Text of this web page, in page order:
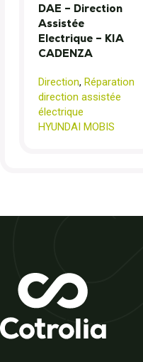
DAE – Direction
Assistée
Electrique – KIA
CADENZA
Direction, Réparation
direction assistée
électrique
HYUNDAI MOBIS